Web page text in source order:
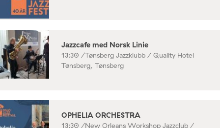
Jazzcafe med Norsk Linie
13:30 /Tønsberg Jazzklubb / Quality Hotel
Tønsberg, Tønsberg
OPHELIA ORCHESTRA
13:30 /New Orleans Workshop Jazzclub /